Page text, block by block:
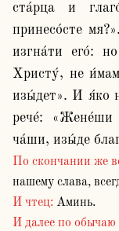
ста́рца и
принесо́сте
изгна́ти его́:
Христу́, не
изы́дет». И я́ко
рече́:
ча́ши, изы́де
По скончании же
нашему слава,
И чтец: Аминь.
И далее по обычаю